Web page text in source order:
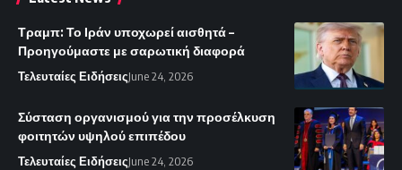
Τραμπ: Το Ιράν υποχωρεί αισθητά –
Προηγούμαστε με σαρωτική διαφορά
Τελευταίες ΕιδήσειςJune 24, 2026
Σύσταση οργανισμού για την προσέλκυση
φοιτητών υψηλού επιπέδου
Τελευταίες ΕιδήσειςJune 24, 2026